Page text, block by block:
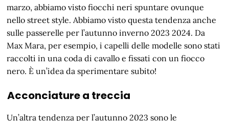
marzo, abbiamo visto fiocchi neri spuntare ovunque
nello street style. Abbiamo visto questa tendenza anche
sulle passerelle per l’autunno inverno 2023 2024. Da
Max Mara, per esempio, i capelli delle modelle sono stati
raccolti in una coda di cavallo e fissati con un fiocco
nero. È un’idea da sperimentare subito!
Acconciature a treccia
Un’altra tendenza per l’autunno 2023 sono le